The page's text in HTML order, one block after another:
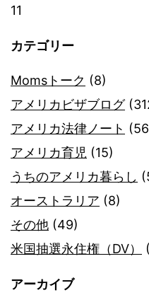
11
カテゴリー
Momsトーク (8)
アメリカビザブログ
アメリカ法律ノート
アメリカ育児 (15)
うちのアメリカ暮らし
オーストラリア (8)
その他 (49)
米国抽選永住権（DV）
アーカイブ